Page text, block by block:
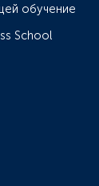
обучение
School